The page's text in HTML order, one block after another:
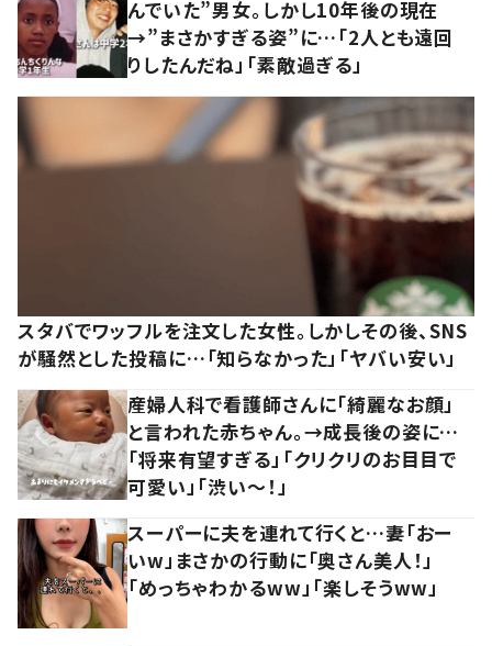
んでいた”男女。しかし10年後の現在
→”まさかすぎる姿”に…「2人とも遠回
りしたんだね」「素敵過ぎる」
スタバでワッフルを注文した女性。しかしその後、SNS
が騒然とした投稿に…「知らなかった」「ヤバい安い」
産婦人科で看護師さんに「綺麗なお顔」
と言われた赤ちゃん。→成長後の姿に…
「将来有望すぎる」「クリクリのお目目で
可愛い」「渋い～！」
スーパーに夫を連れて行くと…妻「おー
いw」まさかの行動に「奥さん美人！」
「めっちゃわかるww」「楽しそうww」